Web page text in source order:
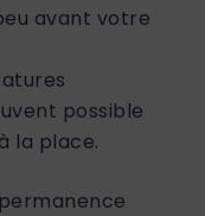
avant votre
possible
la place.